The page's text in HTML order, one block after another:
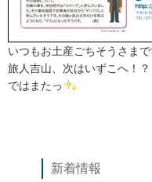
いつもお土産ごちそうさま
旅人吉山、次はいずこへ！？
ではまたっ
新着情報